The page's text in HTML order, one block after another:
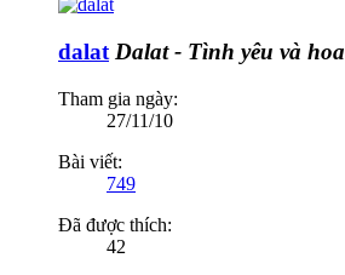
dalat Dalat - Tình yêu và hoa
Tham gia ngày:
27/11/10
Bài viết:
749
Đã được thích:
42